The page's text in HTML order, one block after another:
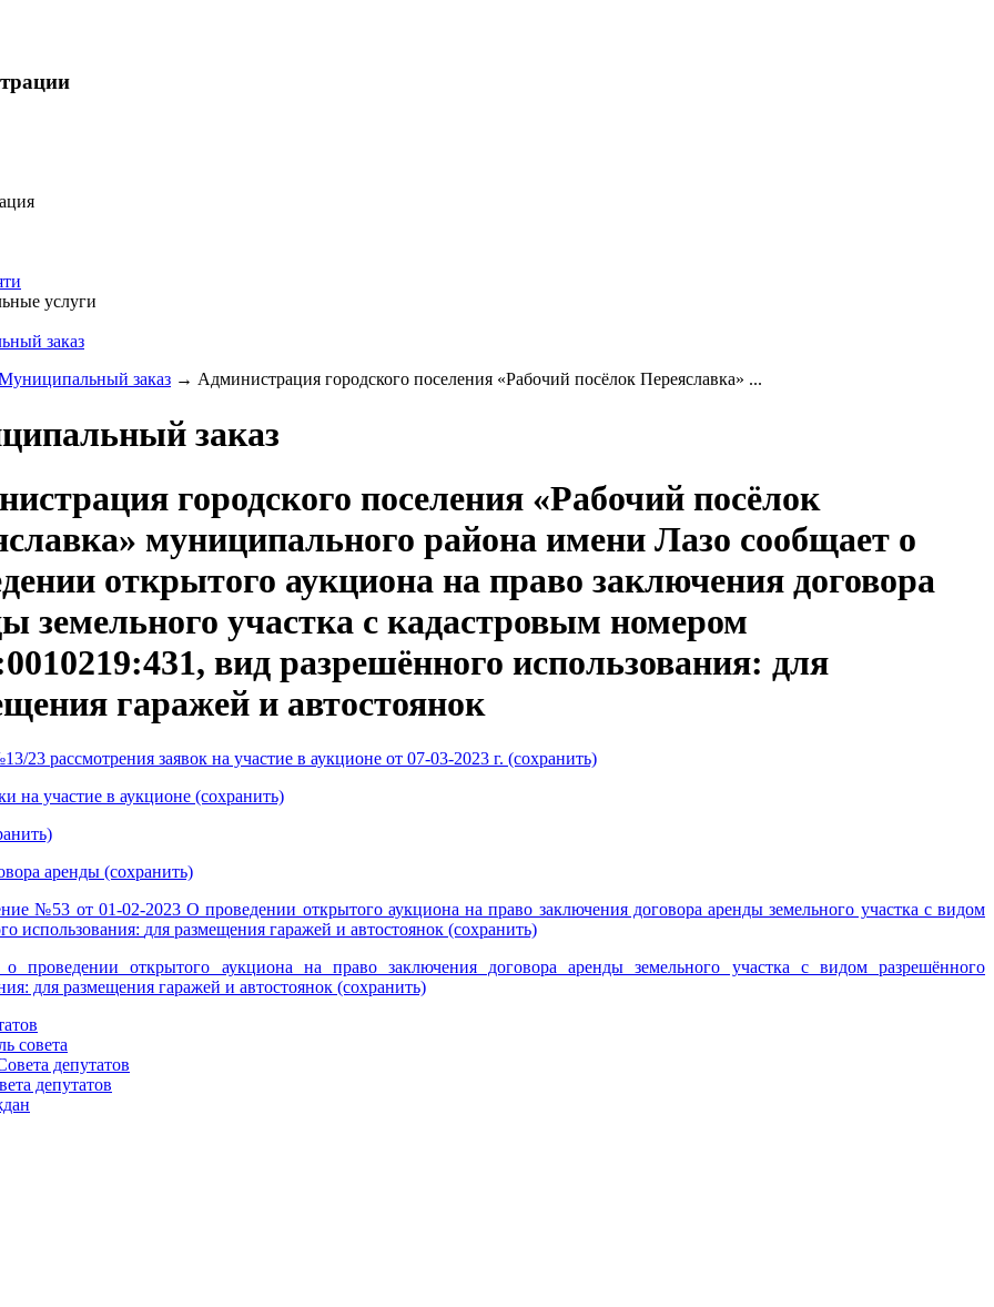
услуги
заказ
заказ → Администрация городского поселения «Рабочий посёлок Переяславка» ...
заказ
городского поселения «Рабочий посёлок
муниципального района имени Лазо сообщает о
открытого аукциона на право заключения договора
земельного участка с кадастровым номером
вид разрешённого использования: для
гаражей и автостоянок
23 рассмотрения заявок на участие в аукционе от 07-03-2023 г. (сохранить)
на участие в аукционе (сохранить)
аренды (сохранить)
№53 от 01-02-2023 О проведении открытого аукциона на право заключения договора аренды земельного участка с видом
использования: для размещения гаражей и автостоянок (сохранить)
проведении открытого аукциона на право заключения договора аренды земельного участка с видом разрешённого
для размещения гаражей и автостоянок (сохранить)
совета
депутатов
депутатов